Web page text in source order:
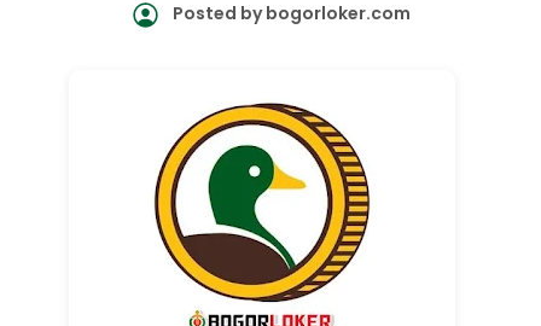
Posted bybogorloker.com